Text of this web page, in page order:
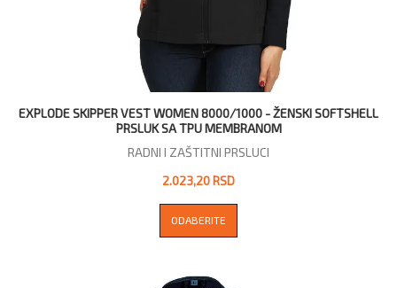
EXPLODE SKIPPER VEST WOMEN 8000/1000 - ŽENSKI SOFTSHELL
PRSLUK SA TPU MEMBRANOM
RADNI I ZAŠTITNI PRSLUCI
2.023,20 RSD
ODABERITE